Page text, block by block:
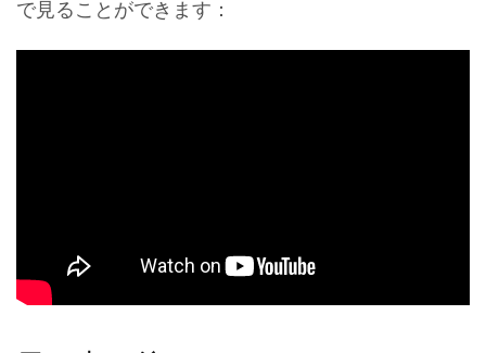
で見ることができます：